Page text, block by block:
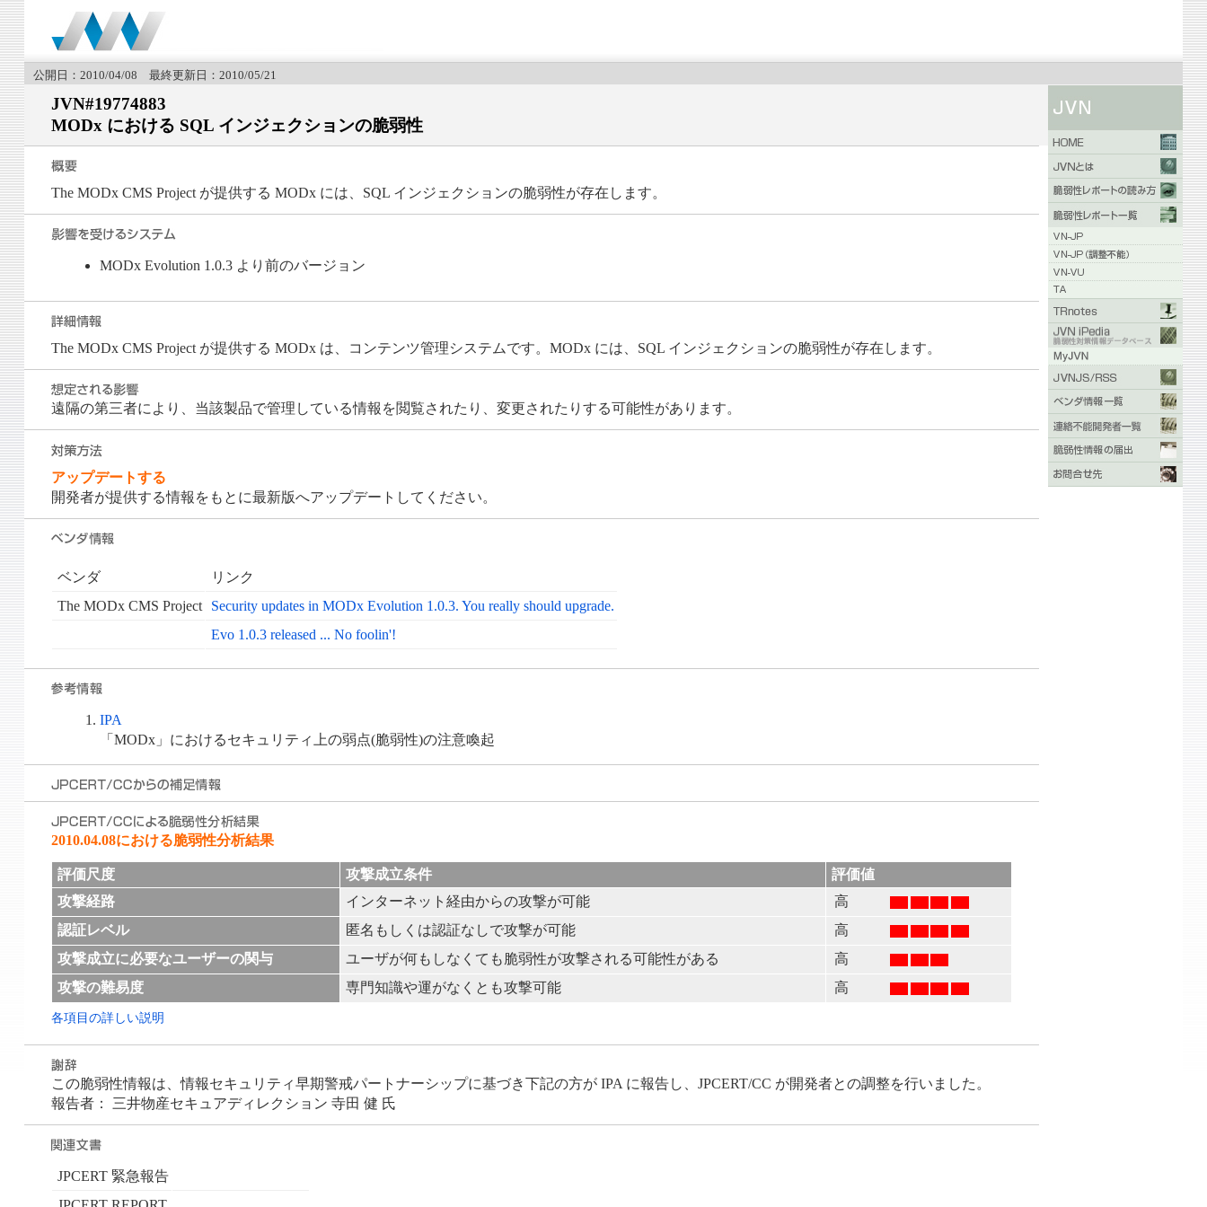
公開日：2010/04/08 最終更新日：2010/05/21
JVN#19774883
MODx における SQL インジェクションの脆弱性
The MODx CMS Project が提供する MODx には、SQL インジェクションの脆弱性が存在します。
MODx Evolution 1.0.3 より前のバージョン
The MODx CMS Project が提供する MODx は、コンテンツ管理システムです。MODx には、SQL インジェクションの脆弱性が存在します。
遠隔の第三者により、当該製品で管理している情報を閲覧されたり、変更されたりする可能性があります。
アップデートする
開発者が提供する情報をもとに最新版へアップデートしてください。
ベンダ
リンク
The MODx CMS Project
Security updates in MODx Evolution 1.0.3. You really should upgrade.
Evo 1.0.3 released ... No foolin'!
IPA
「MODx」におけるセキュリティ上の弱点(脆弱性)の注意喚起
2010.04.08における脆弱性分析結果
評価尺度 攻撃成立条件
評価値
攻撃経路
インターネット経由からの攻撃が可能
高
認証レベル
匿名もしくは認証なしで攻撃が可能
高
攻撃成立に必要なユーザーの関与
ユーザが何もしなくても脆弱性が攻撃される可能性がある
高
攻撃の難易度
専門知識や運がなくとも攻撃可能 高
各項目の詳しい説明
この脆弱性情報は、情報セキュリティ早期警戒パートナーシップに基づき下記の方が IPA に報告し、JPCERT/CC が開発者との調整を行いました。
報告者： 三井物産セキュアディレクション 寺田 健 氏
JPCERT 緊急報告